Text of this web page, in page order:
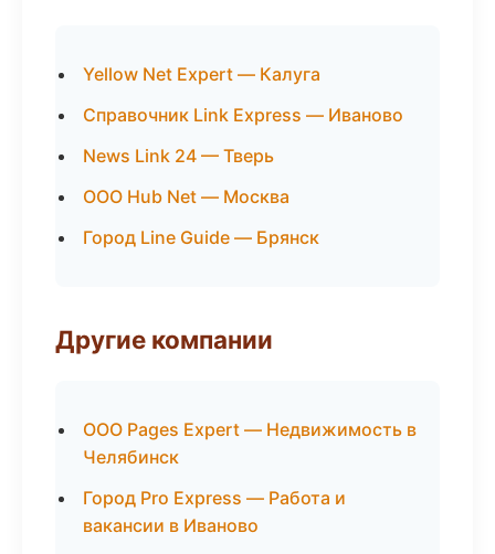
Yellow Net Expert — Калуга
Справочник Link Express — Иваново
News Link 24 — Тверь
ООО Hub Net — Москва
Город Line Guide — Брянск
Другие компании
ООО Pages Expert — Недвижимость в
Челябинск
Город Pro Express — Работа и
вакансии в Иваново